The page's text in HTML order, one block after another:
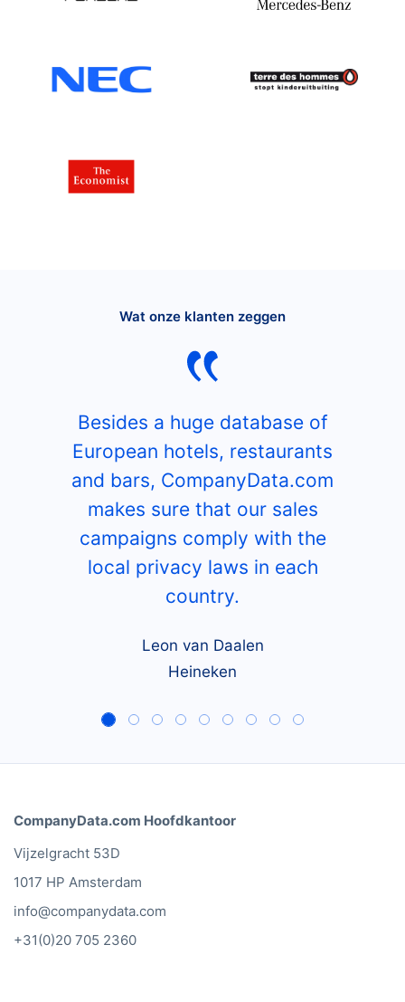
Wat onze klanten zeggen
Besides a huge database of
European hotels, restaurants
and bars, CompanyData.com
makes sure that our sales
campaigns comply with the
local privacy laws in each
country.
Leon van Daalen
Heineken
CompanyData.com Hoofdkantoor
Vijzelgracht 53D
1017 HP Amsterdam
info@companydata.com
+31(0)20 705 2360